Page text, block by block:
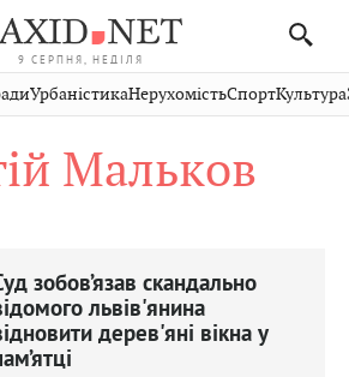
9 СЕРПНЯ, НЕДІЛЯ
Публікації
Авто СловкоКультура
Кіно Дім СпортКраєзнавство
УрбаністикаНерухомістьСпортКультура
Мальков
зобов’язав скандально
львів'янина
дерев'яні вікна у